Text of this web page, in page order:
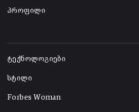
პროფილი
ტექნოლოგიები
სტილი
Forbes Woman